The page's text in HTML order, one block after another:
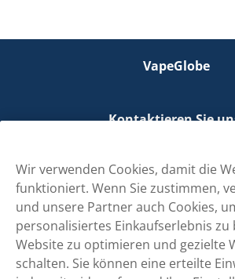
VapeGlobe
Kontaktieren Sie
+498001800890
Mo/Di/Fr: 09-17 Uhr (Pause 12-13) Mi/Do:
15)
Kundendienst
Wir verwenden Cookies, damit die
funktioniert. Wenn Sie zustimmen,
und unsere Partner auch Cookies,
personalisiertes Einkaufserlebnis zu
Website zu optimieren und gezielte
schalten. Sie können eine erteilte